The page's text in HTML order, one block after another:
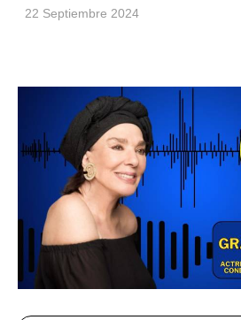
22 Septiembre 2024